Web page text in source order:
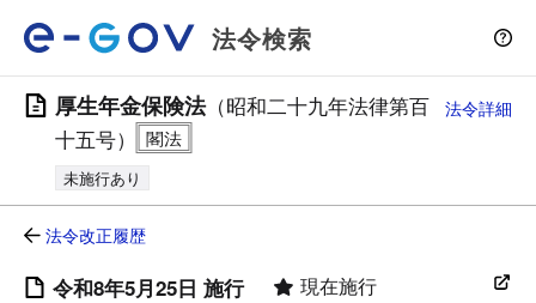
法令検索
厚生年金保険法（昭和二十九年法律第百
十五号）
未施行あり
法令詳細
法令改正履歴
令和8年5月25日 施行 現在施行